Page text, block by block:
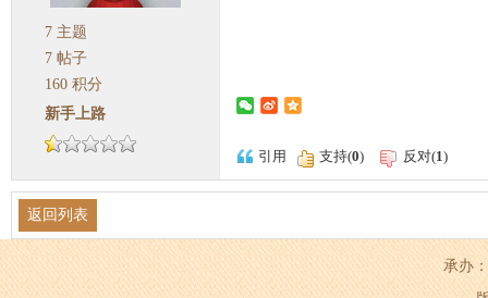
7 主题
7 帖子
160 积分
新手上路
引用 支持(0) 反对(1)
返回列表
承办